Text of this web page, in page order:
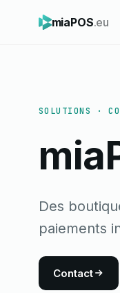
miaPOS.eu
SOLUTIONS ·
Des
paiements
Contact